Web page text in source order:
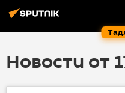
Новости от